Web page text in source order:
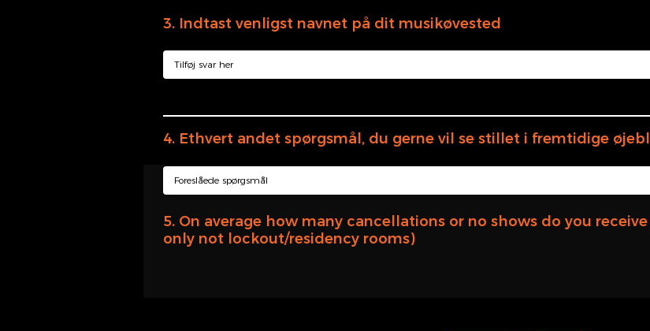
3. Indtast venligst navnet på dit musikøvested
4. Ethvert andet spørgsmål, du gerne vil se stillet i fremtidige
5. On average how many cancellations or no shows do you
only not lockout/residency rooms)